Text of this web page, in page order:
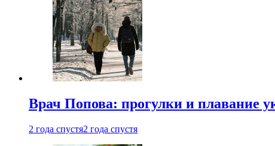
Врач Попова: прогулки и плавание
2 года спустя2 года спустя